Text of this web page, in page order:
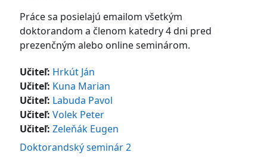
Práce sa posielajú emailom všetkým
doktorandom a členom katedry 4 dni pred
prezenčným alebo online seminárom.
Učiteľ: Hrkút Ján
Učiteľ: Kuna Marian
Učiteľ: Labuda Pavol
Učiteľ: Volek Peter
Učiteľ: Zeleňák Eugen
Doktorandský seminár 2